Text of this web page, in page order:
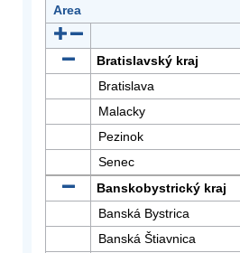
Area
Bratislavský kraj
Bratislava
Malacky
Pezinok
Senec
Banskobystrický kraj
Banská Bystrica
Banská Štiavnica